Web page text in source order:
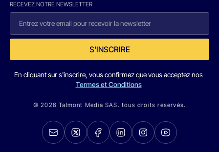
RECEVEZ NOTRE NEWSLETTER
S'INSCRIRE
En cliquant sur s'inscrire, vous confirmez que vous acceptez nos
Termes et Conditions
© 2026 Talmont Media SAS. tous droits réservés.